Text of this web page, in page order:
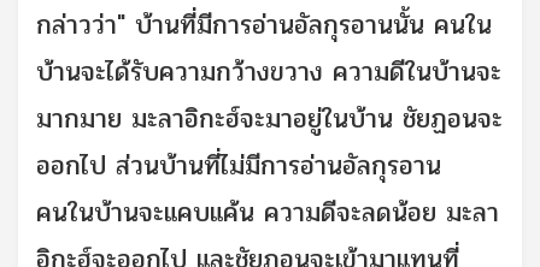
กล่าวว่า" บ้านที่มีการอ่านอัลกุรอานนั้น คนใน
บ้านจะได้รับความกว้างขวาง ความดีในบ้านจะ
มากมาย มะลาอิกะฮ์จะมาอยู่ในบ้าน ชัยฏอนจะ
ออกไป ส่วนบ้านที่ไม่มีการอ่านอัลกุรอาน
คนในบ้านจะแคบแค้น ความดีจะลดน้อย มะลา